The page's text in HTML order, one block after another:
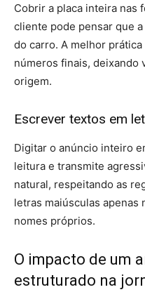
Cobrir a placa inteira nas
cliente pode pensar que
do carro. A melhor
números finais, deixando
origem.
Escrever textos em
Digitar o anúncio inteiro
leitura e transmite
natural, respeitando as
letras maiúsculas apenas
nomes próprios.
O impacto de um
estruturado na